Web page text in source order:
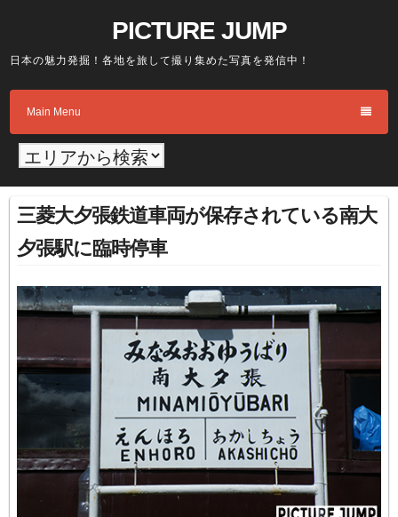
content
PICTURE JUMP
日本の魅力発掘！各地を旅して撮り集めた写真を発信中！
Main Menu
三菱大夕張鉄道車両が保存されている南大
夕張駅に臨時停車